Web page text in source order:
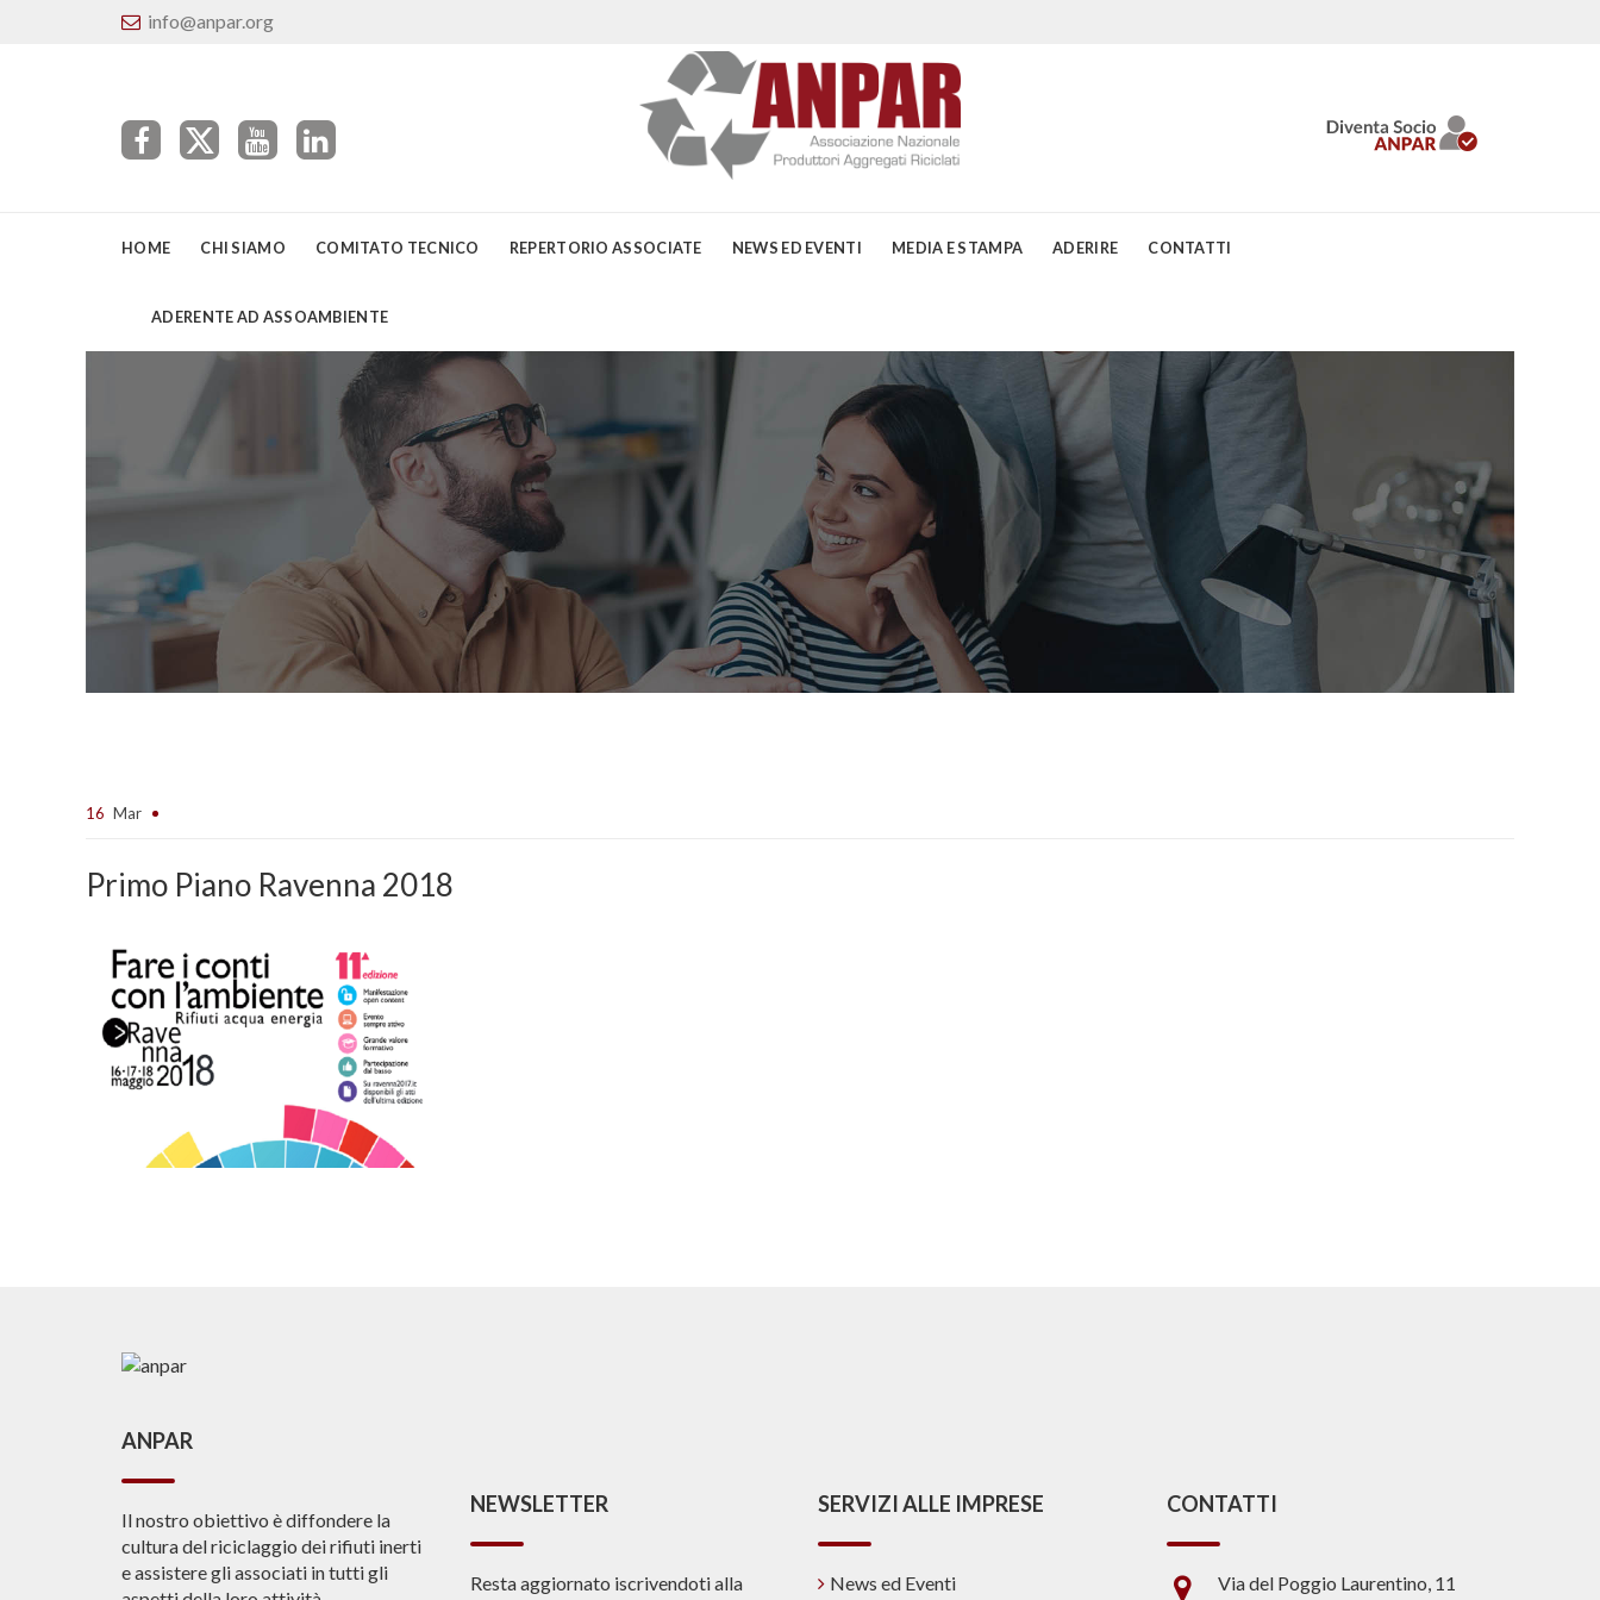
info@anpar.org
HOME CHI SIAMO COMITATO TECNICO REPERTORIO ASSOCIATE NEWS ED EVENTI MEDIA E STAMPA ADERIRE CONTATTI
ADERENTE AD ASSOAMBIENTE
16 Mar
Primo Piano Ravenna 2018
ANPAR
Il nostro obiettivo è diffondere la
cultura del riciclaggio dei rifiuti inerti
e assistere gli associati in tutti gli
NEWSLETTER
Resta aggiornato iscrivendoti alla
SERVIZI ALLE IMPRESE
News ed Eventi
CONTATTI
Via del Poggio Laurentino, 11